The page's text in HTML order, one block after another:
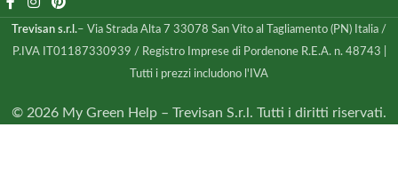
Trevisan s.r.l.– Via Strada Alta 7 33078 San Vito al Tagliamento (PN) Italia /
P.IVA IT01187330939 / Registro Imprese di Pordenone R.E.A. n. 48743 |
Tutti i prezzi includono l'IVA
© 2026 My Green Help – Trevisan S.r.l. Tutti i diritti riservati.